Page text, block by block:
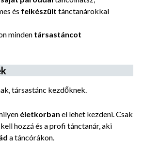
és felkészült tánctanárokkal
minden társastáncot
társastánc kezdőknek.
életkorban el lehet kezdeni. Csak
kell hozzá és a profi tánctanár, aki
a táncórákon.